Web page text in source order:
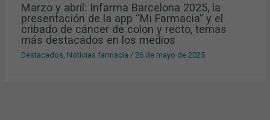
Marzo y abril: Infarma Barcelona 2025, la
presentación de la app “Mi Farmacia” y el
cribado de cáncer de colon y recto, temas
más destacados en los medios
Destacados Noticias farmacia /26 de mayo de 2025